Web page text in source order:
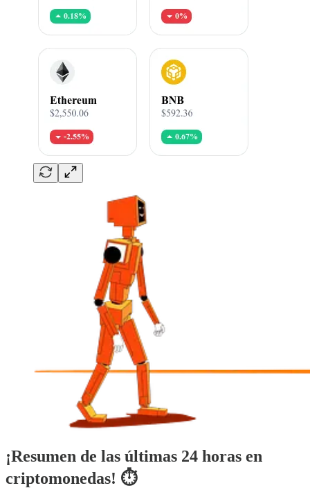
¡Resumen de las últimas 24 horas en
criptomonedas! ⏱